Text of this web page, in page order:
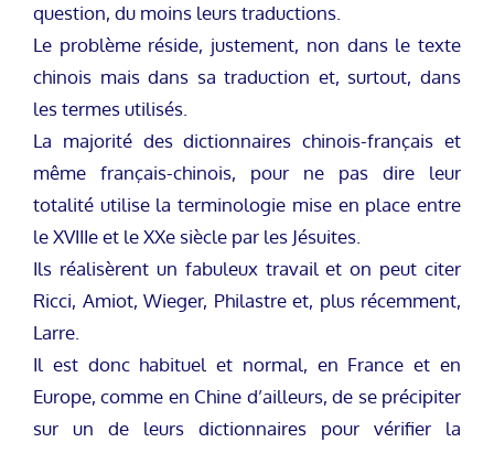
question, du moins leurs traductions.
Le problème réside, justement, non dans le texte
chinois mais dans sa traduction et, surtout, dans
les termes utilisés.
La majorité des dictionnaires chinois-français et
même français-chinois, pour ne pas dire leur
totalité utilise la terminologie mise en place entre
le XVIIIe et le XXe siècle par les Jésuites.
Ils réalisèrent un fabuleux travail et on peut citer
Ricci, Amiot, Wieger, Philastre et, plus récemment,
Larre.
Il est donc habituel et normal, en France et en
Europe, comme en Chine d’ailleurs, de se précipiter
sur un de leurs dictionnaires pour vérifier la